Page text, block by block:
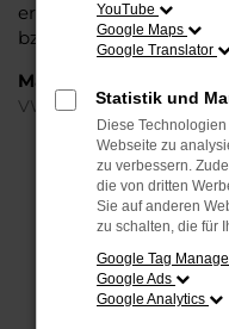
erheblich an Geld
bzw. Rabatt erhalten.
Marken
VW
FEHLER:
Beim Laden ist ein
Überprüfe
YouTube
Google Maps
Google Translator
Statistik und
Diese
Webseite zu
zu verbessern.
die von dritten
Sie auf anderen
zu schalten, die für
Google Tag
Google Ads
Google Analytics